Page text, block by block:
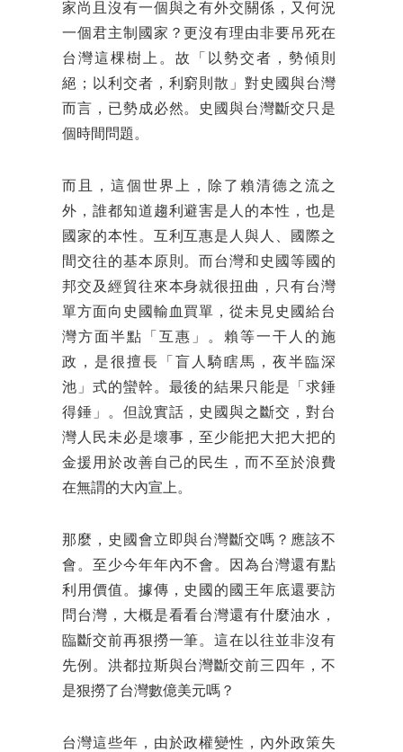
家尚且沒有一個與之有外交關係，又何況
一個君主制國家？更沒有理由非要吊死在
台灣這棵樹上。故「以勢交者，勢傾則
絕；以利交者，利窮則散」對史國與台灣
而言，已勢成必然。史國與台灣斷交只是
個時間問題。
而且，這個世界上，除了賴清德之流之
外，誰都知道趨利避害是人的本性，也是
國家的本性。互利互惠是人與人、國際之
間交往的基本原則。而台灣和史國等國的
邦交及經貿往來本身就很扭曲，只有台灣
單方面向史國輸血買單，從未見史國給台
灣方面半點「互惠」。賴等一干人的施
政，是很擅長「盲人騎瞎馬，夜半臨深
池」式的蠻幹。最後的結果只能是「求錘
得錘」。但說實話，史國與之斷交，對台
灣人民未必是壞事，至少能把大把大把的
金援用於改善自己的民生，而不至於浪費
在無謂的大內宣上。
那麼，史國會立即與台灣斷交嗎？應該不
會。至少今年年內不會。因為台灣還有點
利用價值。據傳，史國的國王年底還要訪
問台灣，大概是看看台灣還有什麼油水，
臨斷交前再狠撈一筆。這在以往並非沒有
先例。洪都拉斯與台灣斷交前三四年，不
是狠撈了台灣數億美元嗎？
台灣這些年，由於政權變性，內外政策失